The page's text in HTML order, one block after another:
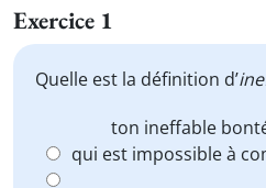
Exercice 1
Quelle est la définition d’
ton ineffable
qui est impossible à